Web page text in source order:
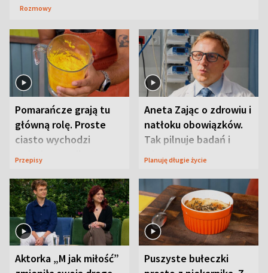
Rozmowy
Pomarańcze grają tu
główną rolę. Proste
ciasto wychodzi
wyjątkowo wilgotne
Przepisy
Aneta Zając o zdrowiu i
natłoku obowiązków.
Tak pilnuje badań i
wizyt
Planuję długie życie
Aktorka „M jak miłość”
Puszyste bułeczki